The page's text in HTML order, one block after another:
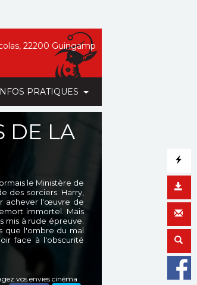
PRATIQUES
22200 Guingamp
DE LA
le Ministère de
des sorciers. Harry,
achever l'œuvre de
immortel. Mais
mis à rude épreuve.
que l'ombre du mal
face à l'obscurité
vos envies cinéma :